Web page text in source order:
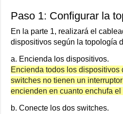
Paso 1: Configurar la
En la parte 1, realizará el
dispositivos según la topología
a. Encienda los dispositivos.
Encienda todos los dispositivos
switches no tienen un
encienden en cuanto enchufa
b. Conecte los dos switches.